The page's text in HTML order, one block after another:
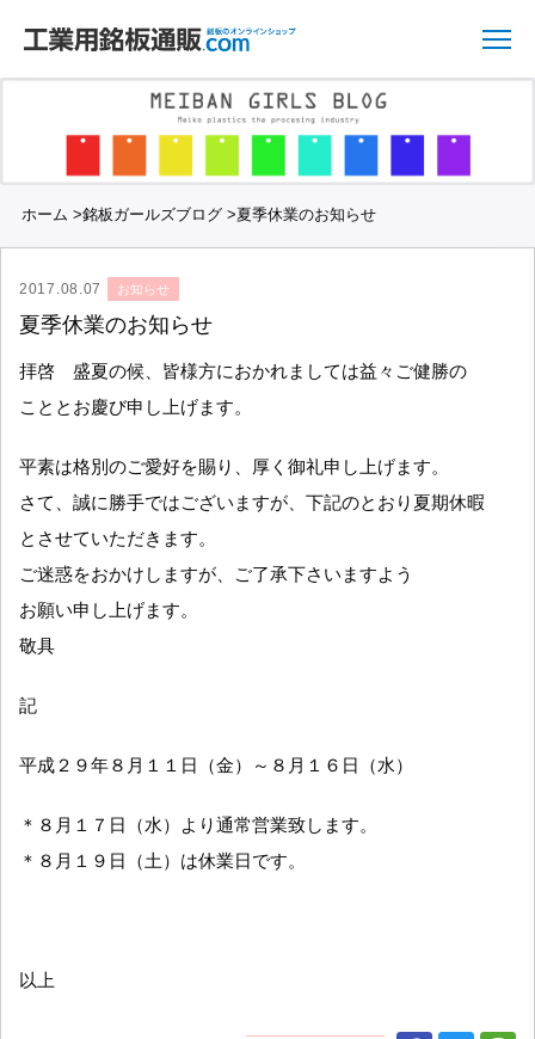
ホーム >銘板ガールズブログ>夏季休業のお知らせ
2017.08.07 お知らせ
夏季休業のお知らせ
拝啓 盛夏の候、皆様方におかれましては益々ご健勝の
こととお慶び申し上げます。
平素は格別のご愛好を賜り、厚く御礼申し上げます。
さて、誠に勝手ではございますが、下記のとおり夏期休暇
とさせていただきます。
ご迷惑をおかけしますが、ご了承下さいますよう
お願い申し上げます。
敬具
記
平成２９年８月１１日（金）～８月１６日（水）
＊８月１７日（水）より通常営業致します。
＊８月１９日（土）は休業日です。
以上